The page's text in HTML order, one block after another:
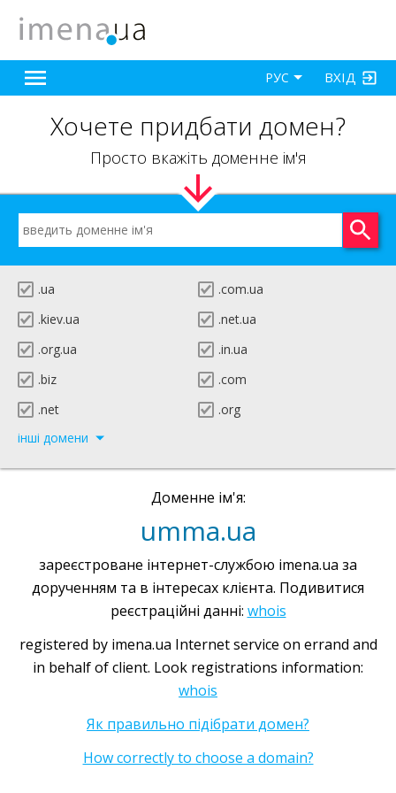
ВХІД
РУС
Хочете придбати домен?
Просто вкажіть доменне ім'я
.ua
.com.ua
.kiev.ua
.net.ua
.org.ua
.in.ua
.biz
.com
.net
.org
інші домени
Доменне ім'я:
umma.ua
зареєстроване інтернет-службою imena.ua за
дорученням та в інтересах клієнта. Подивитися
реєстраційні данні: whois
registered by imena.ua Internet service on errand and
in behalf of client. Look registrations information:
whois
Як правильно підібрати домен?
How correctly to choose a domain?